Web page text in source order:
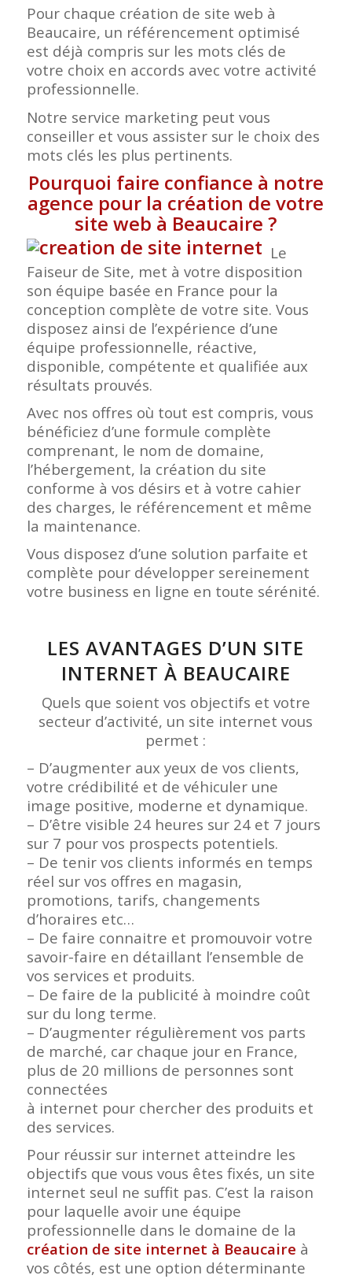
Pour chaque création de site web à
Beaucaire, un référencement optimisé
est déjà compris sur les mots clés de
votre choix en accords avec votre activité
professionnelle.
Notre service marketing peut vous
conseiller et vous assister sur le choix des
mots clés les plus pertinents.
Pourquoi faire confiance à notre
agence pour la création de votre
site web à Beaucaire ?
Le
Faiseur de Site, met à votre disposition
son équipe basée en France pour la
conception complète de votre site. Vous
disposez ainsi de l’expérience d’une
équipe professionnelle, réactive,
disponible, compétente et qualifiée aux
résultats prouvés.
Avec nos offres où tout est compris, vous
bénéficiez d’une formule complète
comprenant, le nom de domaine,
l’hébergement, la création du site
conforme à vos désirs et à votre cahier
des charges, le référencement et même
la maintenance.
Vous disposez d’une solution parfaite et
complète pour développer sereinement
votre business en ligne en toute sérénité.
LES AVANTAGES D’UN SITE
INTERNET À BEAUCAIRE
Quels que soient vos objectifs et votre
secteur d’activité, un site internet vous
permet :
– D’augmenter aux yeux de vos clients,
votre crédibilité et de véhiculer une
image positive, moderne et dynamique.
– D’être visible 24 heures sur 24 et 7 jours
sur 7 pour vos prospects potentiels.
– De tenir vos clients informés en temps
réel sur vos offres en magasin,
promotions, tarifs, changements
d’horaires etc…
– De faire connaitre et promouvoir votre
savoir-faire en détaillant l’ensemble de
vos services et produits.
– De faire de la publicité à moindre coût
sur du long terme.
– D’augmenter régulièrement vos parts
de marché, car chaque jour en France,
plus de 20 millions de personnes sont
connectées
à internet pour chercher des produits et
des services.
Pour réussir sur internet atteindre les
objectifs que vous vous êtes fixés, un site
internet seul ne suffit pas. C’est la raison
pour laquelle avoir une équipe
professionnelle dans le domaine de la
création de site internet à Beaucaire à
vos côtés, est une option déterminante